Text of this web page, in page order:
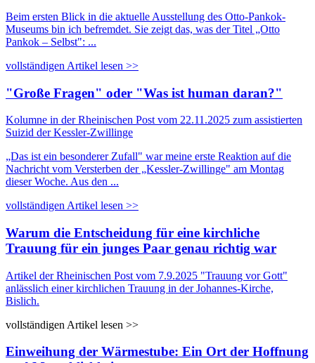
Beim ersten Blick in die aktuelle Ausstellung des Otto-Pankok-
Museums bin ich befremdet. Sie zeigt das, was der Titel „Otto
Pankok – Selbst": ...
vollständigen Artikel lesen >>
"Große Fragen" oder "Was ist human daran?"
Kolumne in der Rheinischen Post vom 22.11.2025 zum assistierten
Suizid der Kessler-Zwillinge
„Das ist ein besonderer Zufall" war meine erste Reaktion auf die
Nachricht vom Versterben der „Kessler-Zwillinge" am Montag
dieser Woche. Aus den ...
vollständigen Artikel lesen >>
Warum die Entscheidung für eine kirchliche
Trauung für ein junges Paar genau richtig war
Artikel der Rheinischen Post vom 7.9.2025 "Trauung vor Gott"
anlässlich einer kirchlichen Trauung in der Johannes-Kirche,
Bislich.
vollständigen Artikel lesen >>
Einweihung der Wärmestube: Ein Ort der Hoffnung